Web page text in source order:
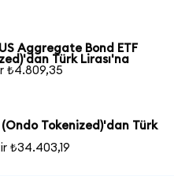
Aggregate Bond ETF
Türk Lirası'na
₺4.809,35
(Ondo Tokenized)'dan Türk
₺34.403,19